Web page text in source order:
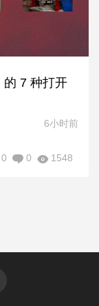
的 7 种打开
6小时前
1548
0
0